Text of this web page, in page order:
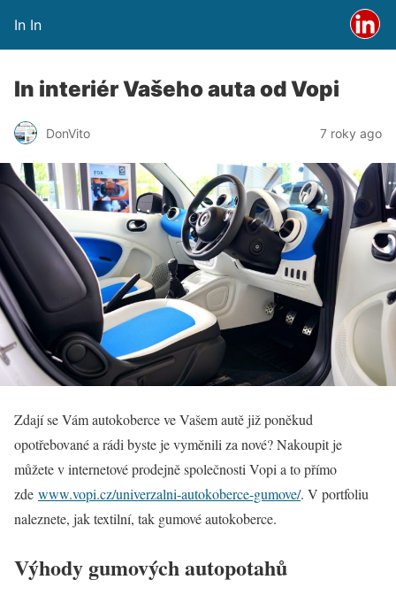
In In
In interiér Vašeho auta od Vopi
DonVito 7 roky ago
Zdají se Vám autokoberce ve Vašem autě již poněkud
opotřebované a rádi byste je vyměnili za nové? Nakoupit je
můžete v internetové prodejně společnosti Vopi a to přímo
zde www.vopi.cz/univerzalni-autokoberce-gumove/. V portfoliu
naleznete, jak textilní, tak gumové autokoberce.
Výhody gumových autopotahů